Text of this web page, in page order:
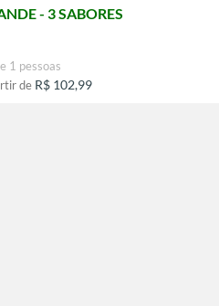
- 3 SABORES
1 pessoas
de R$ 102,99